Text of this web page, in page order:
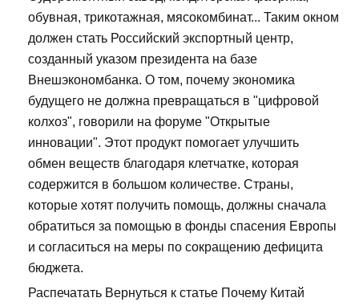
обувная, трикотажная, мясокомбинат... Таким окном
должен стать Российский экспортный центр,
созданный указом президента на базе
Внешэкономбанка. О том, почему экономика
будущего не должна превращаться в "цифровой
колхоз", говорили на форуме "Открытые
инновации". Этот продукт помогает улучшить
обмен веществ благодаря клетчатке, которая
содержится в большом количестве. Страны,
которые хотят получить помощь, должны сначала
обратиться за помощью в фонды спасения Европы
и согласиться на меры по сокращению дефицита
бюджета.
Распечатать Вернуться к статье Почему Китай